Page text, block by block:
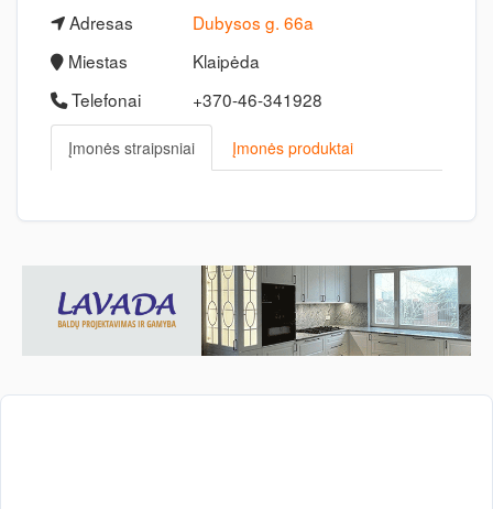
Adresas
Dubysos g. 66a
Miestas
Klaipėda
Telefonai
+370-46-341928
Įmonės straipsniai Įmonės produktai